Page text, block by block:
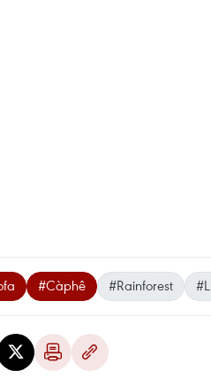
#Càphê #Rainforest